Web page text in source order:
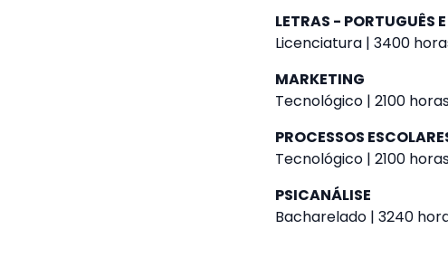
LETRAS - PORTUGUÊS
Licenciatura | 3400
MARKETING
Tecnológico | 2100
PROCESSOS
Tecnológico | 2100
PSICANÁLISE
Bacharelado | 3240